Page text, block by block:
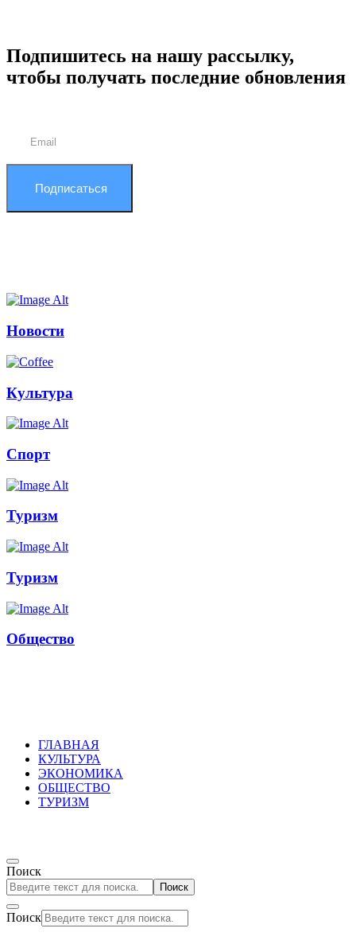
Подпишитесь на нашу рассылку,
чтобы получать последние обновления
Подписаться
Новости
Культура
Спорт
Туризм
Туризм
Общество
ГЛАВНАЯ
КУЛЬТУРА
ЭКОНОМИКА
ОБЩЕСТВО
ТУРИЗМ
Поиск
Поиск
Поиск